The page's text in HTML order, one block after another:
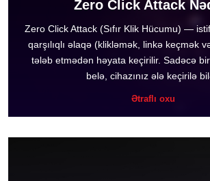
Zero Click Attack
Zero Click Attack (Sıfır Klik Hücumu) —
qarşılıqlı əlaqə (klikləmək, linkə keçmək
tələb etmədən həyata keçirilir. Sadəcə
belə, cihazınız ələ keçirilə
Ətraflı oxu